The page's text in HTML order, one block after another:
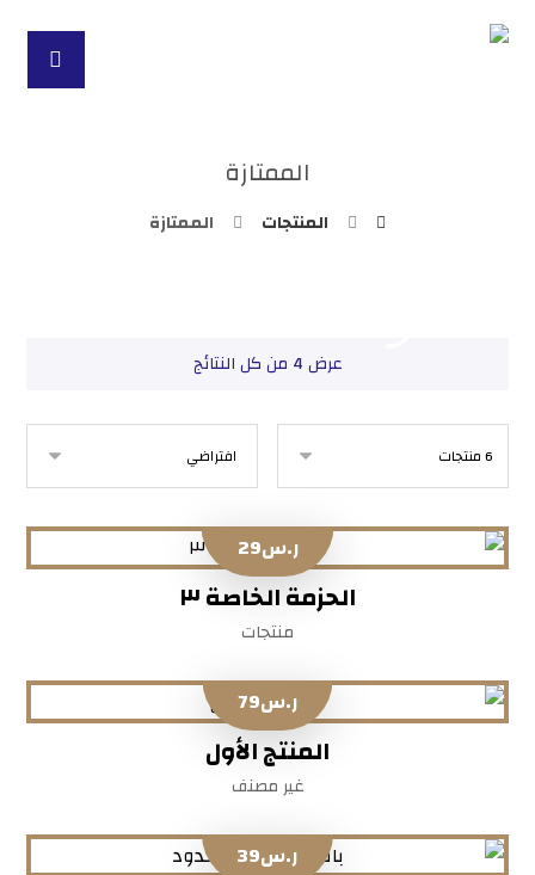
الممتازة
المنتجات الممتازة
عرض ⁦4⁩ من كل النتائج
الحزمة الخاصة ٣
منتجات
ر.س29
المنتج الأول
غير مصنف
ر.س79
ر.س39